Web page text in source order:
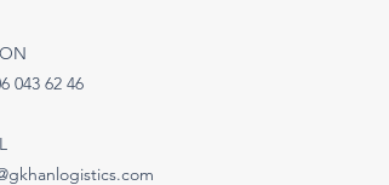
Batarya ve Pil Taşımacılığı |
043 62 46